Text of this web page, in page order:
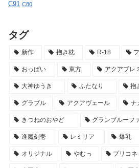
C91 C80
タグ
新作 抱き枕 R-18
おっぱい 東方 アクアプレ
大神ゆうき ふたなり 抱
グラブル アクアヴェール ナ
きつねのおやど グランブルーフ
逢魔刻壱 レミリア 爆乳
オリジナル やむっ プリコネ